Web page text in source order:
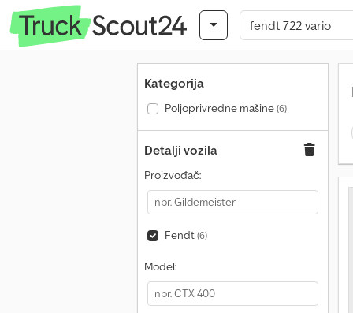
Kategorija
Poljoprivredne mašine(6)
Detalji vozila
Proizvođač:
Fendt(6)
Model: